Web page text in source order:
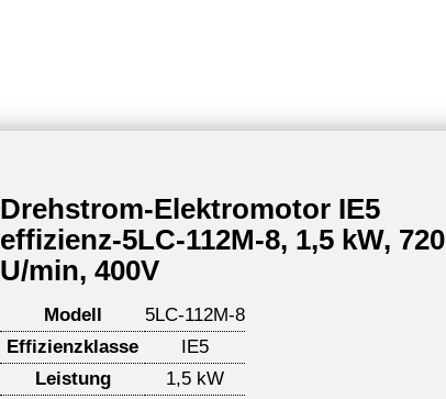
Drehstrom-Elektromotor IE5
effizienz-5LC-112M-8, 1,5 kW, 720
U/min, 400V
Modell
5LC-112M-8
Effizienzklasse
IE5
Leistung
1,5 kW